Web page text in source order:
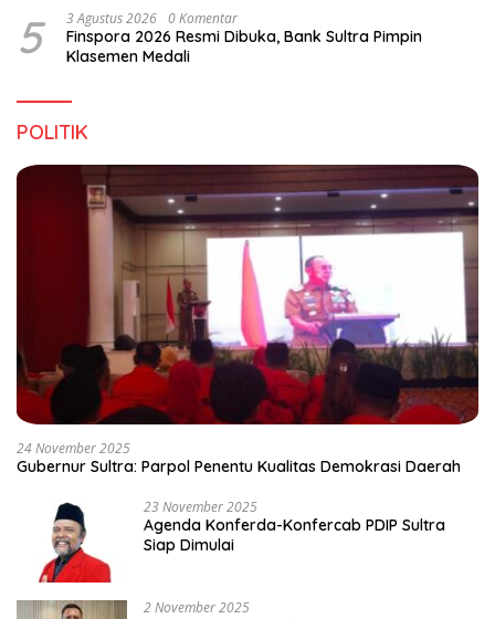
5 3 Agustus 2026 0 Komentar
Finspora 2026 Resmi Dibuka, Bank Sultra Pimpin
Klasemen Medali
POLITIK
24 November 2025
Gubernur Sultra: Parpol Penentu Kualitas Demokrasi Daerah
23 November 2025
Agenda Konferda-Konfercab PDIP Sultra
Siap Dimulai
2 November 2025